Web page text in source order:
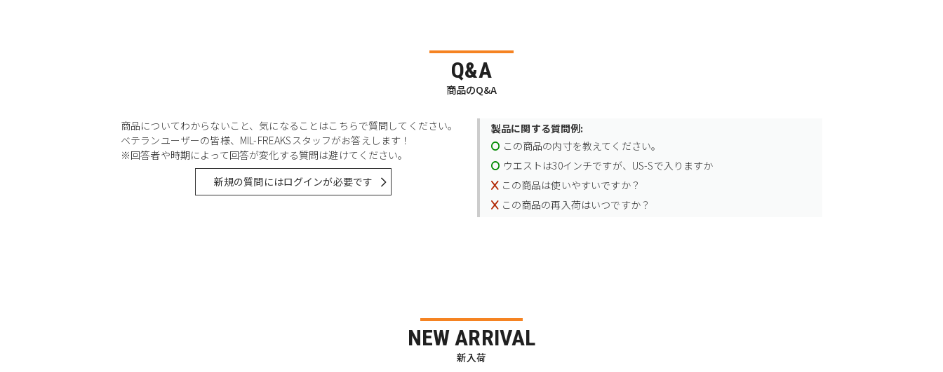
Q&A
商品のQ&A
商品についてわからないこと、気になることはこちらで質問してください。
ベテランユーザーの皆様、MIL-FREAKSスタッフがお答えします！
※回答者や時期によって回答が変化する質問は避けてください。
新規の質問にはログインが必要です
製品に関する質問例:
この商品の内寸を教えてください。
ウエストは30インチですが、US-Sで入りますか
この商品は使いやすいですか？
この商品の再入荷はいつですか？
NEW ARRIVAL
新入荷